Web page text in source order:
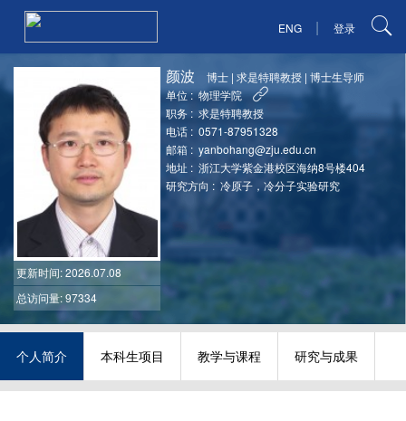
ENG | 登录
更新时间: 2026.07.08
总访问量: 97334
颜波 博士 |求是特聘教授 |博士生导师
单位 : 物理学院
职务 : 求是特聘教授
电话 : 0571-87951328
邮箱 : yanbohang@zju.edu.cn
地址 : 浙江大学紫金港校区海纳8号楼404
研究方向 : 冷原子，冷分子实验研究
个人简介 本科生项目 教学与课程 研究与成果